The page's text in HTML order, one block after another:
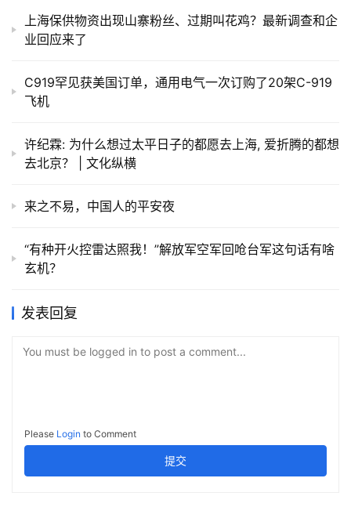
上海保供物资出现山寨粉丝、过期叫花鸡？最新调查和企
业回应来了
C919罕见获美国订单，通用电气一次订购了20架C-919
飞机
许纪霖: 为什么想过太平日子的都愿去上海, 爱折腾的都想
去北京？ | 文化纵横
来之不易，中国人的平安夜
“有种开火控雷达照我！”解放军空军回呛台军这句话有啥
玄机？
发表回复
You must be logged in to post a comment...
Please Login to Comment
提交